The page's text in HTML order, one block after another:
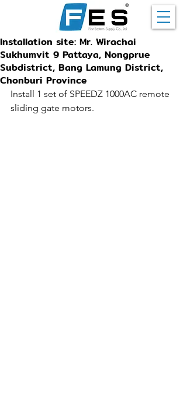
Installation site: Mr. Wirachai
Sukhumvit 9 Pattaya, Nongprue
Subdistrict, Bang Lamung District,
Chonburi Province
Install 1 set of SPEEDZ 1000AC remote
sliding gate motors.